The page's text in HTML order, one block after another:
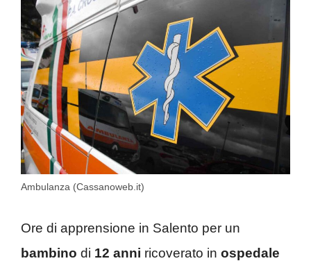
Ambulanza (Cassanoweb.it)
Ore di apprensione in Salento per un
bambino di 12 anni ricoverato in ospedale